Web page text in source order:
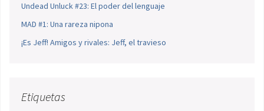
Undead Unluck #23: El poder del lenguaje
MAD #1: Una rareza nipona
¡Es Jeff! Amigos y rivales: Jeff, el travieso
Etiquetas